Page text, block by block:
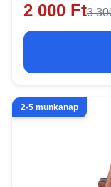
2 000 Ft3
2-5 munkanap